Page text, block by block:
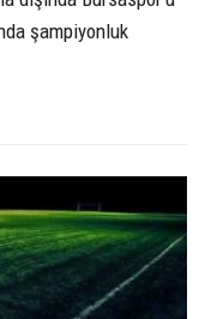
şampiyonluk